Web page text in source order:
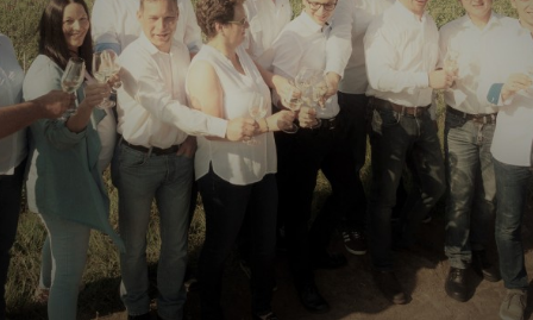
VEREINE
FIRMEN
CHRONIK
BILDERGALERIE
KONTAKT